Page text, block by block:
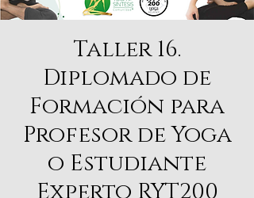
Taller 16.
Diplomado de
Formación para
Profesor de Yoga
o Estudiante
Experto RYT200